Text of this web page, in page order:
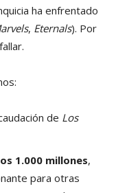
ha enfrentado
, Eternals). Por
de Los
1.000 millones,
para otras